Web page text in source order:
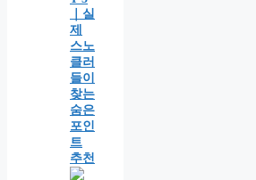
｜실
제
스노
클러
들이
찾는
숨은
포인
트
추천